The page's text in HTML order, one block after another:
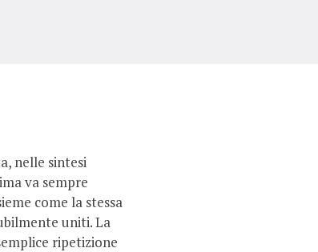
nelle sintesi
va sempre
come la stessa
uniti. La
ripetizione